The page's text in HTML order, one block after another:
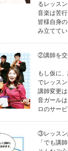
るレッス
音楽は苦
皆様自身
み立ててい
②講師を交
もし仮に
でレッス
講師変更
音ガール
ロのサー
③レッスン
「でも講